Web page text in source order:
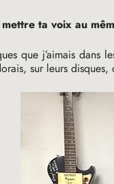
ta voix au
que j’aimais
sur leurs